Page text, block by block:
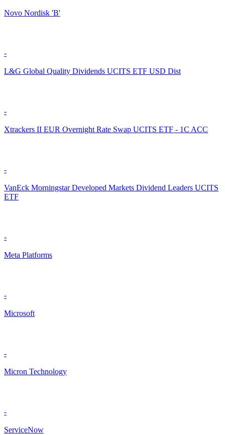
Novo Nordisk 'B'
-
L&G Global Quality Dividends UCITS ETF USD Dist
-
Xtrackers II EUR Overnight Rate Swap UCITS ETF - 1C ACC
-
VanEck Morningstar Developed Markets Dividend Leaders UCITS
ETF
-
Meta Platforms
-
Microsoft
-
Micron Technology
-
ServiceNow